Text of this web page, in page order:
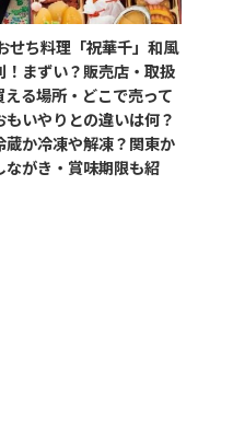
せち料理「祝華千」和風
まずい？販売店・取扱
る場所・どこで売って
いやりとの違いは何？
か冷凍や解凍？関東か
がき・賞味期限も紹